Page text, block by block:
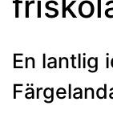
En lantlig